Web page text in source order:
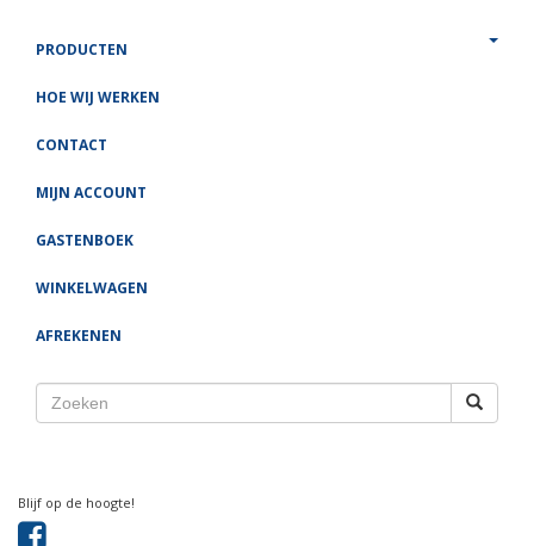
PRODUCTEN
HOE WIJ WERKEN
CONTACT
MIJN ACCOUNT
GASTENBOEK
WINKELWAGEN
AFREKENEN
Blijf op de hoogte!